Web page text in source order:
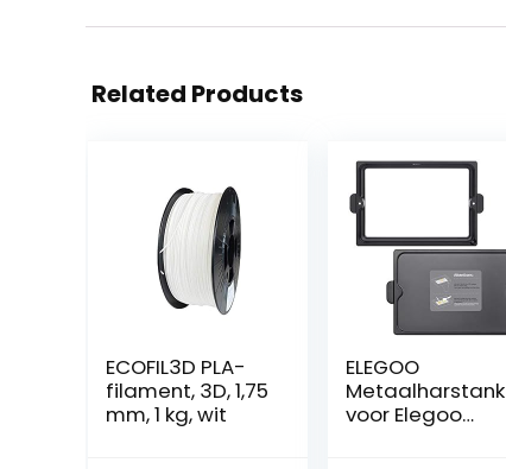
Related Products
ECOFIL3D PLA-
filament, 3D, 1,75
mm, 1 kg, wit
ELEGOO
Metaalharstank
voor Elegoo